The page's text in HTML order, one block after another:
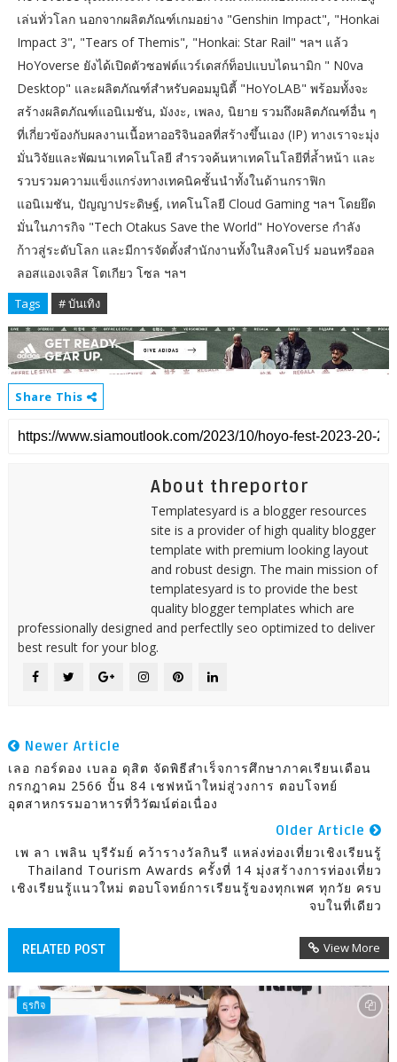
เล่นทั่วโลก นอกจากผลิตภัณฑ์เกมอย่าง "Genshin Impact", "Honkai
Impact 3", "Tears of Themis", "Honkai: Star Rail" ฯลฯ แล้ว
HoYoverse ยังได้เปิดตัวซอฟต์แวร์เดสก์ท็อปแบบไดนามิก " N0va
Desktop" และผลิตภัณฑ์สำหรับคอมมูนิตี้ "HoYoLAB" พร้อมทั้งจะ
สร้างผลิตภัณฑ์แอนิเมชัน, มังงะ, เพลง, นิยาย รวมถึงผลิตภัณฑ์อื่น ๆ
ที่เกี่ยวข้องกับผลงานเนื้อหาออริจินอลที่สร้างขึ้นเอง (IP) ทางเราจะมุ่ง
มั่นวิจัยและพัฒนาเทคโนโลยี สำรวจค้นหาเทคโนโลยีที่ล้ำหน้า และ
รวบรวมความแข็งแกร่งทางเทคนิคชั้นนำทั้งในด้านกราฟิก
แอนิเมชัน, ปัญญาประดิษฐ์, เทคโนโลยี Cloud Gaming ฯลฯ โดยยึด
มั่นในภารกิจ "Tech Otakus Save the World" HoYoverse กำลัง
ก้าวสู่ระดับโลก และมีการจัดตั้งสำนักงานทั้งในสิงคโปร์ มอนทรีออล
ลอสแองเจลิส โตเกียว โซล ฯลฯ
Tags # บันเทิง
Share This
About threportor
Templatesyard is a blogger resources
site is a provider of high quality blogger
template with premium looking layout
and robust design. The main mission of
templatesyard is to provide the best
quality blogger templates which are
professionally designed and perfectlly seo optimized to deliver
best result for your blog.
Newer Article
เลอ กอร์ดอง เบลอ ดุสิต จัดพิธีสำเร็จการศึกษาภาคเรียนเดือน
กรกฎาคม 2566 ปั้น 84 เชฟหน้าใหม่สู่วงการ ตอบโจทย์
อุตสาหกรรมอาหารที่วิวัฒน์ต่อเนื่อง
Older Article
เพ ลา เพลิน บุรีรัมย์ คว้ารางวัลกินรี แหล่งท่องเที่ยวเชิงเรียนรู้
Thailand Tourism Awards ครั้งที่ 14 มุ่งสร้างการท่องเที่ยว
เชิงเรียนรู้แนวใหม่ ตอบโจทย์การเรียนรู้ของทุกเพศ ทุกวัย ครบ
จบในที่เดียว
RELATED POST View More
ธุรกิจ